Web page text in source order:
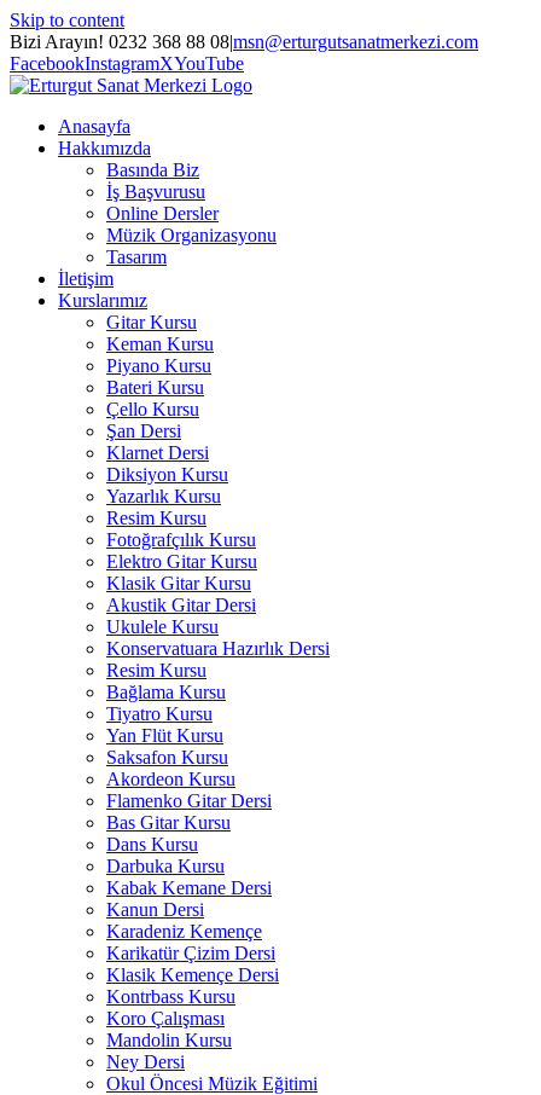
Skip to content
Bizi Arayın! 0232 368 88 08|msn@erturgutsanatmerkezi.com
FacebookInstagramXYouTube
Anasayfa
Hakkımızda
Basında Biz
İş Başvurusu
Online Dersler
Müzik Organizasyonu
Tasarım
İletişim
Kurslarımız
Gitar Kursu
Keman Kursu
Piyano Kursu
Bateri Kursu
Çello Kursu
Şan Dersi
Klarnet Dersi
Diksiyon Kursu
Yazarlık Kursu
Resim Kursu
Fotoğrafçılık Kursu
Elektro Gitar Kursu
Klasik Gitar Kursu
Akustik Gitar Dersi
Ukulele Kursu
Konservatuara Hazırlık Dersi
Resim Kursu
Bağlama Kursu
Tiyatro Kursu
Yan Flüt Kursu
Saksafon Kursu
Akordeon Kursu
Flamenko Gitar Dersi
Bas Gitar Kursu
Dans Kursu
Darbuka Kursu
Kabak Kemane Dersi
Kanun Dersi
Karadeniz Kemençe
Karikatür Çizim Dersi
Klasik Kemençe Dersi
Kontrbass Kursu
Koro Çalışması
Mandolin Kursu
Ney Dersi
Okul Öncesi Müzik Eğitimi